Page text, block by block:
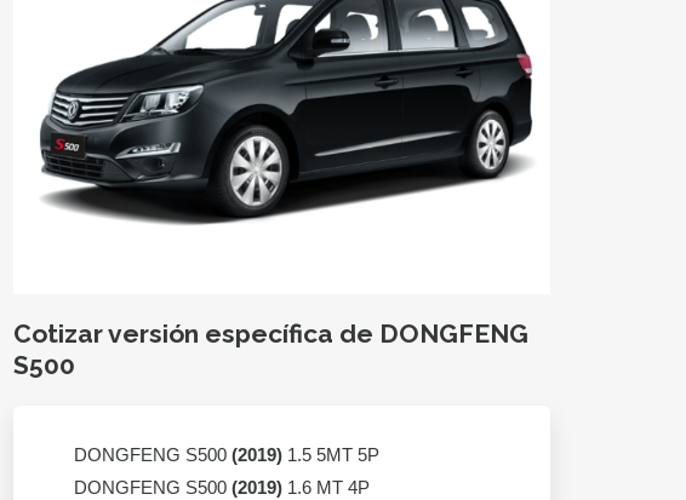
Cotizar versión específica de DONGFENG
S500
DONGFENG S500 (2019) 1.5 5MT 5P
DONGFENG S500 (2019) 1.6 MT 4P